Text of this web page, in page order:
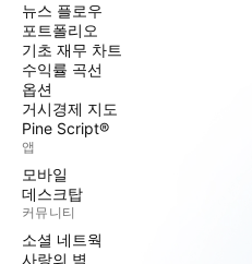
뉴스 플로우
포트폴리오
기초 재무 차트
수익률 곡선
옵션
거시경제 지도
Pine Script®
앱
모바일
데스크탑
커뮤니티
소셜 네트웍
사랑의 벽